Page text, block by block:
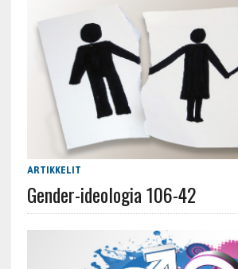
ARTIKKELIT
Gender-ideologia 106-42